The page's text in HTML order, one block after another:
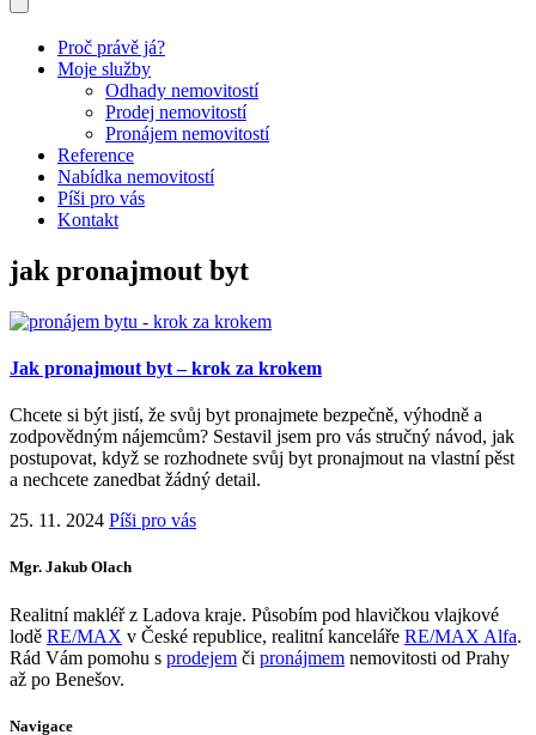
Proč právě já?
Moje služby
Odhady nemovitostí
Prodej nemovitostí
Pronájem nemovitostí
Reference
Nabídka nemovitostí
Píši pro vás
Kontakt
jak pronajmout byt
Jak pronajmout byt – krok za krokem
Chcete si být jistí, že svůj byt pronajmete bezpečně, výhodně a
zodpovědným nájemcům? Sestavil jsem pro vás stručný návod, jak
postupovat, když se rozhodnete svůj byt pronajmout na vlastní pěst
a nechcete zanedbat žádný detail.
25. 11. 2024 Píši pro vás
Mgr. Jakub Olach
Realitní makléř z Ladova kraje. Působím pod hlavičkou vlajkové
lodě RE/MAX v České republice, realitní kanceláře RE/MAX Alfa.
Rád Vám pomohu s prodejem či pronájmem nemovitosti od Prahy
až po Benešov.
Navigace